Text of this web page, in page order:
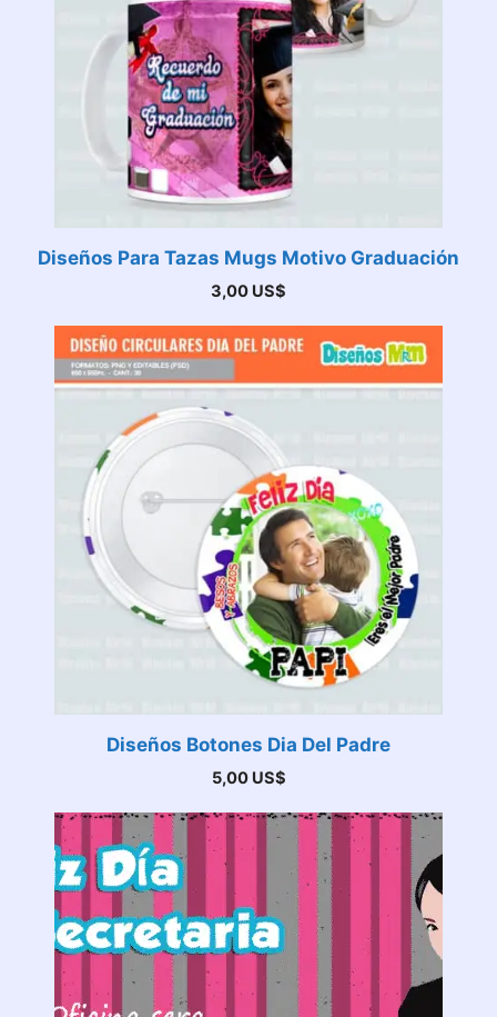
Diseños Para Tazas Mugs Motivo Graduación
3,00 US$
Diseños Botones Dia Del Padre
5,00 US$